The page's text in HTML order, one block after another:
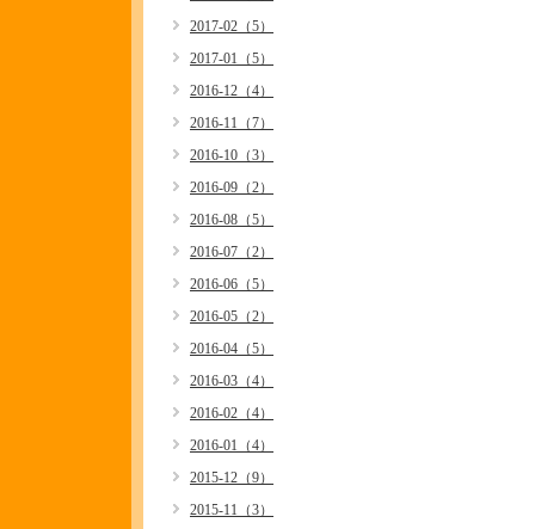
2017-02（5）
2017-01（5）
2016-12（4）
2016-11（7）
2016-10（3）
2016-09（2）
2016-08（5）
2016-07（2）
2016-06（5）
2016-05（2）
2016-04（5）
2016-03（4）
2016-02（4）
2016-01（4）
2015-12（9）
2015-11（3）